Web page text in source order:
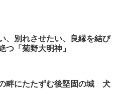
、別れさせたい、良縁を結び
つ「菊野大明神」
畔にたたずむ後堅固の城 犬